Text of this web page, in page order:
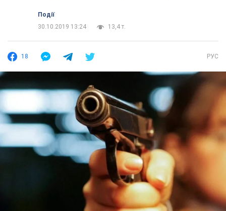
Події
30.10.2019 13:24
13,4 т.
18 РУС